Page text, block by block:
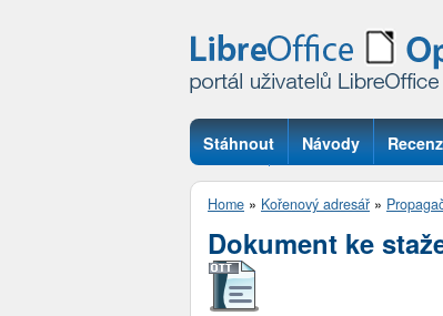
Stáhnout Návody
Otázky
Home » Kořenový adresář »
Dokument ke